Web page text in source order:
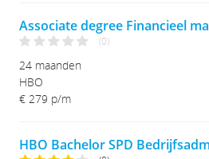
Associate degree Financieel
(0)
24 maanden
HBO
€ 279 p/m
HBO Bachelor SPD